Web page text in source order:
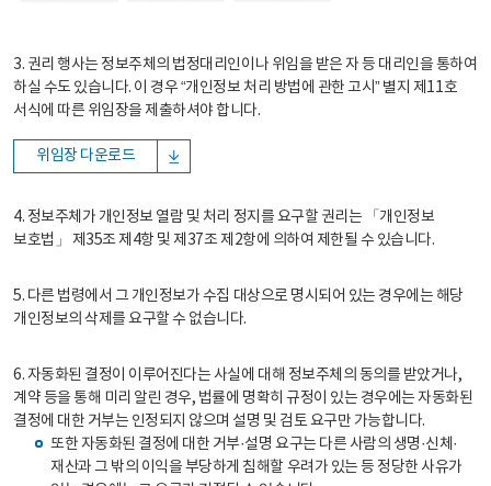
3. 권리 행사는 정보주체의 법정대리인이나 위임을 받은 자 등 대리인을 통하여
하실 수도 있습니다. 이 경우 “개인정보 처리 방법에 관한 고시” 별지 제11호
서식에 따른 위임장을 제출하셔야 합니다.
위임장 다운로드
4. 정보주체가 개인정보 열람 및 처리 정지를 요구할 권리는 「개인정보
보호법」 제35조 제4항 및 제37조 제2항에 의하여 제한될 수 있습니다.
5. 다른 법령에서 그 개인정보가 수집 대상으로 명시되어 있는 경우에는 해당
개인정보의 삭제를 요구할 수 없습니다.
6. 자동화된 결정이 이루어진다는 사실에 대해 정보주체의 동의를 받았거나,
계약 등을 통해 미리 알린 경우, 법률에 명확히 규정이 있는 경우에는 자동화된
결정에 대한 거부는 인정되지 않으며 설명 및 검토 요구만 가능합니다.
또한 자동화된 결정에 대한 거부·설명 요구는 다른 사람의 생명·신체·
재산과 그 밖의 이익을 부당하게 침해할 우려가 있는 등 정당한 사유가